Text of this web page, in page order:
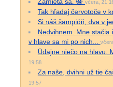
včera,
Tak hľadaj červotoče v
Si náš šampióň, dva v
Nedvihnem. Mne stačia
v hlave sa mi po nich...
Údajne niečo na hlavu.
19:58
Za naše, dvihni už tie
19:57